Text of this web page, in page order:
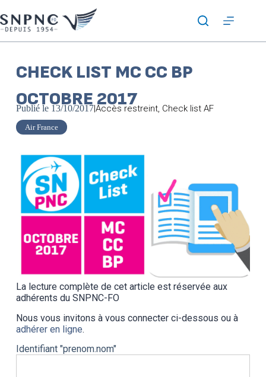
CHECK LIST MC CC BP
OCTOBRE 2017
Publié le 13/10/2017|Accès restreint, Check list AF
Air France
La lecture complète de cet article est réservée aux
adhérents du SNPNC-FO
Nous vous invitons à vous connecter ci-dessous ou à
adhérer en ligne.
Identifiant "prenom.nom"